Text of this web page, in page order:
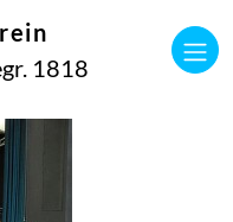
1818